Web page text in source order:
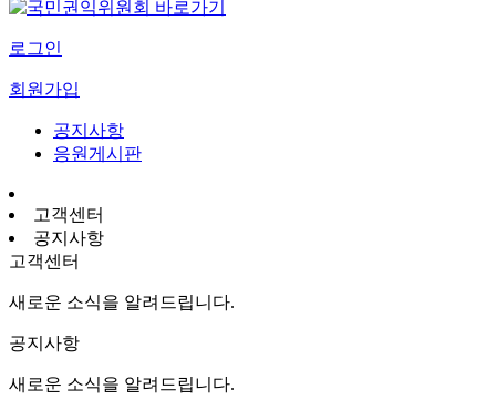
로그인
회원가입
공지사항
응원게시판
고객센터
공지사항
고객센터
새로운 소식을 알려드립니다.
공지사항
새로운 소식을 알려드립니다.